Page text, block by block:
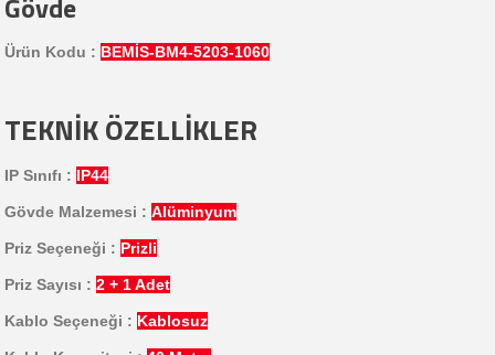
Ürün Kodu : BEMİS-BM4-5203-1060
TEKNİK ÖZELLİKLER
IP Sınıfı : IP44
Gövde Malzemesi : Alüminyum
Priz Seçeneği : Prizli
Priz Sayısı : 2 + 1 Adet
Kablo Seçeneği : Kablosuz